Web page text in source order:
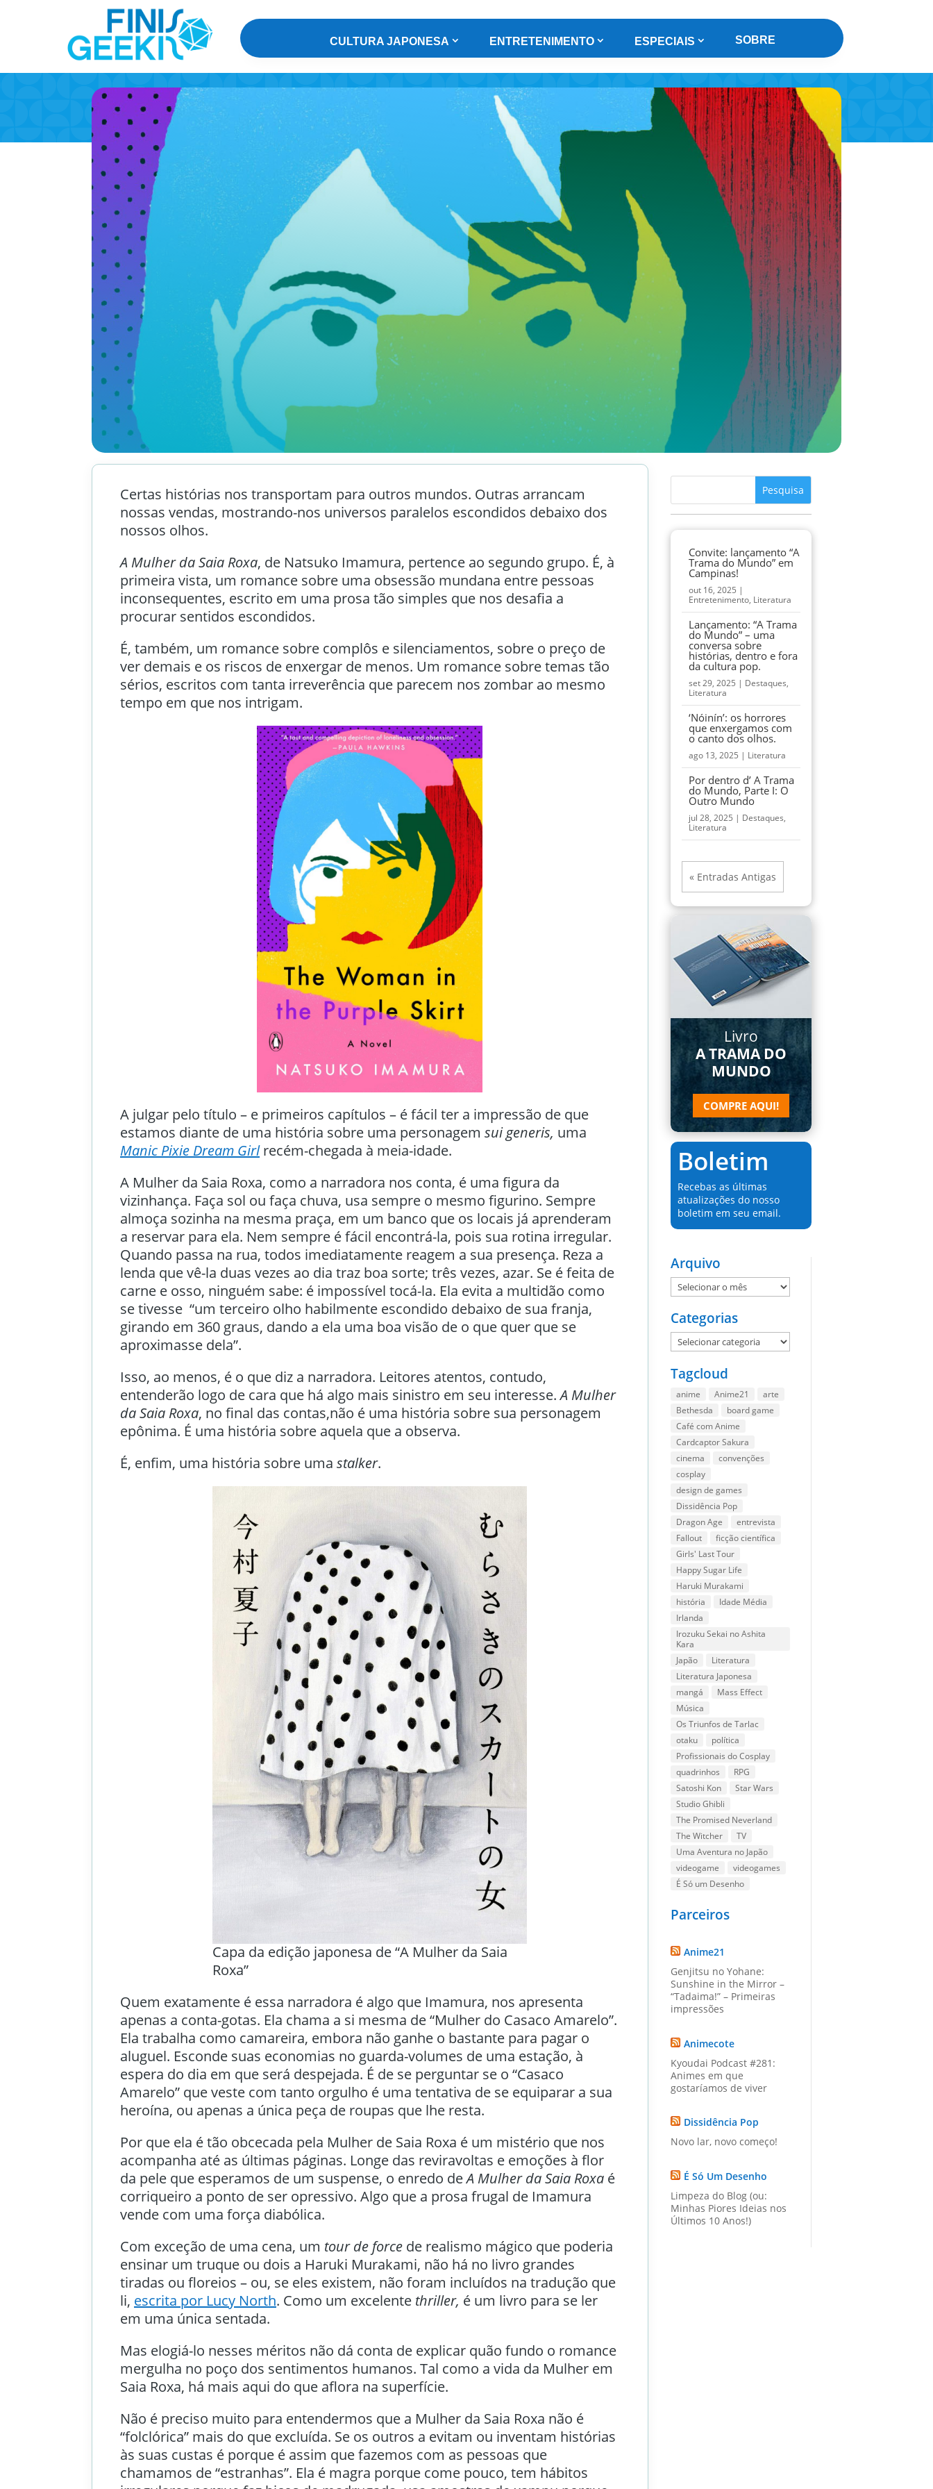
CULTURA JAPONESA ENTRETENIMENTO ESPECIAIS SOBRE
Certas histórias nos transportam para outros mundos. Outras arrancam
nossas vendas, mostrando-nos universos paralelos escondidos debaixo dos
nossos olhos.
A Mulher da Saia Roxa, de Natsuko Imamura, pertence ao segundo grupo. É, à
primeira vista, um romance sobre uma obsessão mundana entre pessoas
inconsequentes, escrito em uma prosa tão simples que nos desafia a
procurar sentidos escondidos.
É, também, um romance sobre complôs e silenciamentos, sobre o preço de
ver demais e os riscos de enxergar de menos. Um romance sobre temas tão
sérios, escritos com tanta irreverência que parecem nos zombar ao mesmo
tempo em que nos intrigam.
A julgar pelo título – e primeiros capítulos – é fácil ter a impressão de que
estamos diante de uma história sobre uma personagem sui generis, uma
Manic Pixie Dream Girl recém-chegada à meia-idade.
A Mulher da Saia Roxa, como a narradora nos conta, é uma figura da
vizinhança. Faça sol ou faça chuva, usa sempre o mesmo figurino. Sempre
almoça sozinha na mesma praça, em um banco que os locais já aprenderam
a reservar para ela. Nem sempre é fácil encontrá-la, pois sua rotina irregular.
Quando passa na rua, todos imediatamente reagem a sua presença. Reza a
lenda que vê-la duas vezes ao dia traz boa sorte; três vezes, azar. Se é feita de
carne e osso, ninguém sabe: é impossível tocá-la. Ela evita a multidão como
se tivesse “um terceiro olho habilmente escondido debaixo de sua franja,
girando em 360 graus, dando a ela uma boa visão de o que quer que se
aproximasse dela”.
Isso, ao menos, é o que diz a narradora. Leitores atentos, contudo,
entenderão logo de cara que há algo mais sinistro em seu interesse.A Mulher
da Saia Roxa, no final das contas,não é uma história sobre sua personagem
epônima. É uma história sobre aquela que a observa.
É, enfim, uma história sobre uma stalker.
Capa da edição japonesa de “A Mulher da Saia
Roxa”
Quem exatamente é essa narradora é algo que Imamura, nos apresenta
apenas a conta-gotas. Ela chama a si mesma de “Mulher do Casaco Amarelo”.
Ela trabalha como camareira, embora não ganhe o bastante para pagar o
aluguel. Esconde suas economias no guarda-volumes de uma estação, à
espera do dia em que será despejada. É de se perguntar se o “Casaco
Amarelo” que veste com tanto orgulho é uma tentativa de se equiparar a sua
heroína, ou apenas a única peça de roupas que lhe resta.
Por que ela é tão obcecada pela Mulher de Saia Roxa é um mistério que nos
acompanha até as últimas páginas. Longe das reviravoltas e emoções à flor
da pele que esperamos de um suspense, o enredo deA Mulher da Saia Roxa é
corriqueiro a ponto de ser opressivo. Algo que a prosa frugal de Imamura
vende com uma força diabólica.
Com exceção de uma cena, um tour de force de realismo mágico que poderia
ensinar um truque ou dois a Haruki Murakami, não há no livro grandes
tiradas ou floreios – ou, se eles existem, não foram incluídos na tradução que
li, escrita por Lucy North. Como um excelente thriller, é um livro para se ler
em uma única sentada.
Mas elogiá-lo nesses méritos não dá conta de explicar quão fundo o romance
mergulha no poço dos sentimentos humanos. Tal como a vida da Mulher em
Saia Roxa, há mais aqui do que aflora na superfície.
Não é preciso muito para entendermos que a Mulher da Saia Roxa não é
“folclórica” mais do que excluída. Se os outros a evitam ou inventam histórias
às suas custas é porque é assim que fazemos com as pessoas que
chamamos de “estranhas”. Ela é magra porque come pouco, tem hábitos
Convite: lançamento “A
Trama do Mundo” em
Campinas!
out 16, 2025 |
Entretenimento, Literatura
Lançamento: “A Trama
do Mundo” – uma
conversa sobre
histórias, dentro e fora
da cultura pop.
set 29, 2025 | Destaques,
Literatura
‘Nóinín’: os horrores
que enxergamos com
o canto dos olhos.
ago 13, 2025 | Literatura
Por dentro d’ A Trama
do Mundo, Parte I: O
Outro Mundo
jul 28, 2025 | Destaques,
Literatura
« Entradas Antigas
Livro
A TRAMA DO
MUNDO
COMPRE AQUI!
Boletim
Recebas as últimas
atualizações do nosso
boletim em seu email.
Arquivo
Arquivo
Categorias
Categorias
Tagcloud
anime Anime21
arte
Bethesda
board game
Café com Anime
Cardcaptor Sakura
cinema
convenções
cosplay
design de games
Dissidência Pop
Dragon Age
entrevista
Fallout
ficção científica
Girls' Last Tour
Happy Sugar Life
Haruki Murakami
história
Idade Média
Irlanda
Irozuku Sekai no Ashita
Kara
Japão
Literatura
Literatura Japonesa
mangá
Mass Effect
Música
Os Triunfos de Tarlac
otaku
política
Profissionais do Cosplay
quadrinhos
RPG
Satoshi Kon
Star Wars
Studio Ghibli
The Promised Neverland
The Witcher
TV
Uma Aventura no Japão
videogame
videogames
É Só um Desenho
Parceiros
Anime21
Genjitsu no Yohane:
Sunshine in the Mirror –
“Tadaima!” – Primeiras
impressões
Animecote
Kyoudai Podcast #281:
Animes em que
gostaríamos de viver
Dissidência Pop
Novo lar, novo começo!
É Só Um Desenho
Limpeza do Blog (ou:
Minhas Piores Ideias nos
Últimos 10 Anos!)